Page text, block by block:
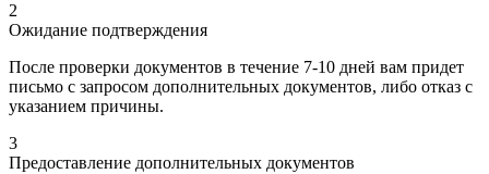
2
Ожидание подтверждения
После проверки документов в течение 7-10 дней вам придет
письмо с запросом дополнительных документов, либо отказ с
указанием причины.
3
Предоставление дополнительных документов